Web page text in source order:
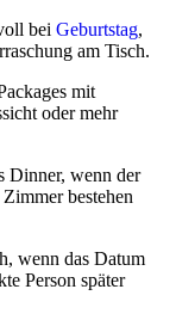
bei Geburtstag,
am Tisch.
mit
oder mehr
Dinner, wenn der
bestehen
wenn das Datum
Person später